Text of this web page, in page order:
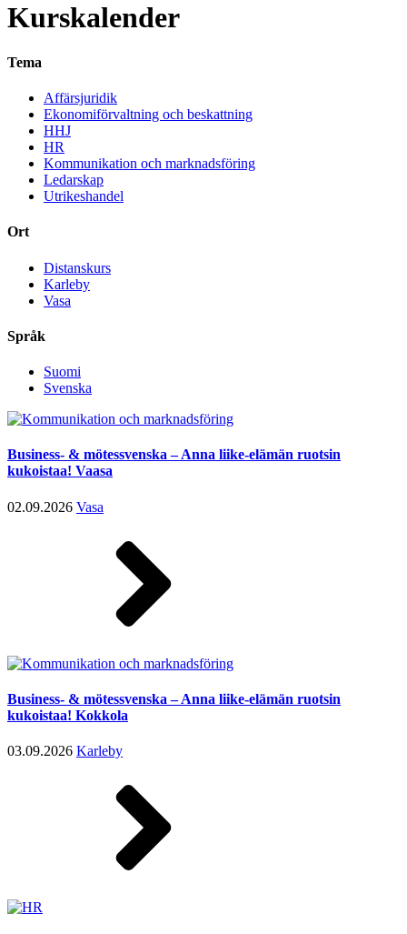
Kurskalender
Tema
Affärsjuridik
Ekonomiförvaltning och beskattning
HHJ
HR
Kommunikation och marknadsföring
Ledarskap
Utrikeshandel
Ort
Distanskurs
Karleby
Vasa
Språk
Suomi
Svenska
Business- & mötessvenska – Anna liike-elämän ruotsin
kukoistaa! Vaasa
02.09.2026 Vasa
Business- & mötessvenska – Anna liike-elämän ruotsin
kukoistaa! Kokkola
03.09.2026 Karleby